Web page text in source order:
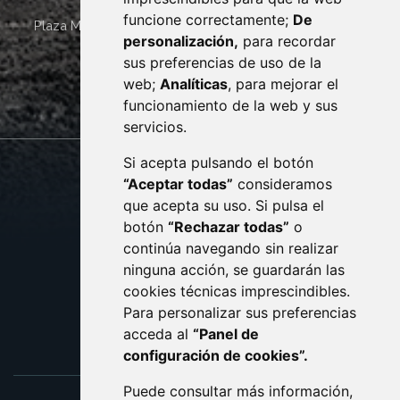
funcione correctamente; De
personalización, para recordar
sus preferencias de uso de la
web; Analíticas, para mejorar el
funcionamiento de la web y sus
servicios.
Si acepta pulsando el botón
“Aceptar todas” consideramos
que acepta su uso. Si pulsa el
botón “Rechazar todas” o
continúa navegando sin realizar
ninguna acción, se guardarán las
cookies técnicas imprescindibles.
Para personalizar sus preferencias
acceda al “Panel de
configuración de cookies”.
Puede consultar más información,
Plaza Mayor 4 22400 MONZÓN - ARAGÓN (ESPAÑA)
· (34) 974 400 700 ·
sac@monzon.es
monzon.es
CONTACTO
AVISO LEGAL
PROTECCIÓN DE DATOS
POLÍTICA DE COOKIES
ACCESIBILIDAD
ENLACE EXTERNO AL